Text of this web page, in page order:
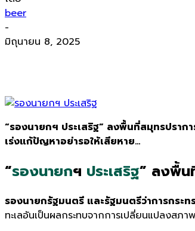
beer
-
มิถุนายน 8, 2025
“รองนายกฯ ประเสริฐ” ลงพื้นที่สมุทรปรา
เร่งแก้ปัญหาอย่ารอให้เสียหาย…
“รองนายกฯ ประเสริฐ” ลงพื้น
รองนายกรัฐมนตรี และรัฐมนตรีว่าการกระ
ทะเลอันเป็นผลกระทบจากการเปลี่ยนแปลงสภ